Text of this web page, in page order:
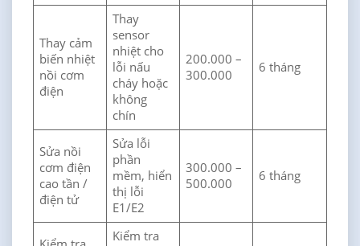
Thay cảm
biến nhiệt
nồi cơm
điện
Thay
sensor
nhiệt cho
lỗi nấu
cháy hoặc
không
chín
200.000 –
300.000
6 tháng
Sửa nồi
cơm điện
cao tần /
điện tử
Sửa lỗi
phần
mềm, hiển
thị lỗi
E1/E2
300.000 –
500.000
6 tháng
Kiểm tra